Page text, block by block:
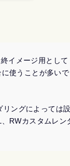
イメージ用として
使うことが多いで
リングによっては
RWカスタムレン